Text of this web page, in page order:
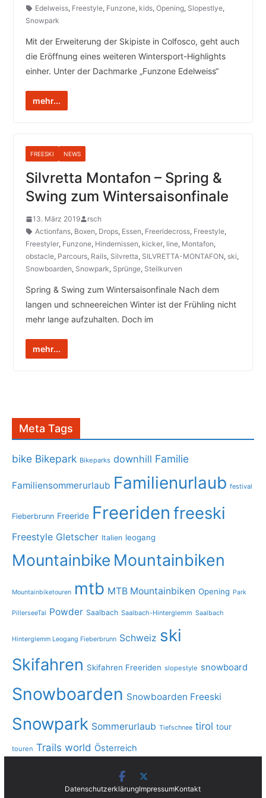
Edelweiss, Freestyle, Funzone, kids, Opening, Slopestlye,
Snowpark
Mit der Erweiterung der Skipiste in Colfosco, geht auch
die Eröffnung eines weiteren Wintersport-Highlights
einher. Unter der Dachmarke „Funzone Edelweiss“
mehr...
FREESKI NEWS
Silvretta Montafon – Spring &
Swing zum Wintersaisonfinale
13. März 2019
rsch
Actionfans, Boxen, Drops, Essen, Freeridecross, Freestyle,
Freestyler, Funzone, Hindernissen, kicker, line, Montafon,
obstacle, Parcours, Rails, Silvretta, SILVRETTA-MONTAFON, ski,
Snowboarden, Snowpark, Sprünge, Steilkurven
Spring & Swing zum Wintersaisonfinale Nach dem
langen und schneereichen Winter ist der Frühling nicht
mehr lange aufzuhalten. Doch im
mehr...
Meta Tags
bike Bikepark Bikeparks downhill Familie
Familiensommerurlaub Familienurlaub festival
Fieberbrunn Freeride Freeriden freeski
Freestyle Gletscher Italien leogang
Mountainbike Mountainbiken
Mountainbiketouren mtb MTB Mountainbiken Opening Park
PillerseeTal Powder Saalbach Saalbach-Hinterglemm Saalbach
Hinterglemm Leogang Fieberbrunn Schweiz ski
Skifahren Skifahren Freeriden slopestyle snowboard
Snowboarden Snowboarden Freeski
Snowpark Sommerurlaub Tiefschnee tirol tour
touren Trails world Österreich
DatenschutzerklärungImpressumKontakt